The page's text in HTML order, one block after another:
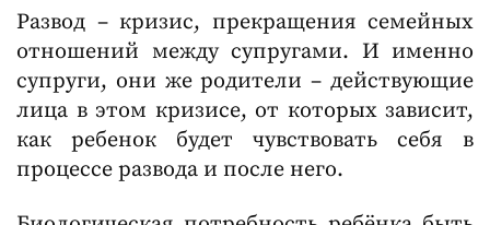
Развод – кризис, прекращения семейных
отношений между супругами. И именно
супруги, они же родители – действующие
лица в этом кризисе, от которых зависит,
как ребенок будет чувствовать себя в
процессе развода и после него.